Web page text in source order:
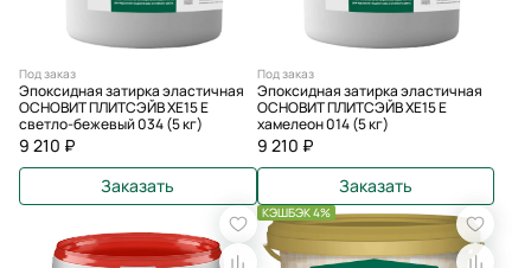
Под заказ
Эпоксидная затирка эластичная
ОСНОВИТ ПЛИТСЭЙВ XE15 Е
светло-бежевый 034 (5 кг)
9 210 ₽
Заказать
Под заказ
Эпоксидная затирка эластичная
ОСНОВИТ ПЛИТСЭЙВ XE15 Е
хамелеон 014 (5 кг)
9 210 ₽
Заказать
КЭШБЭК 4%